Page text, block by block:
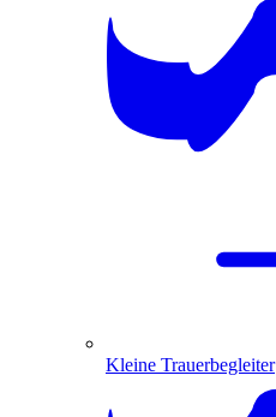
Kleine Trauerbegleiter